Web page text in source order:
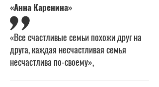
«Анна Каренина»
«Все счастливые семьи похожи друг на
друга, каждая несчастливая семья
несчастлива по-своему»,